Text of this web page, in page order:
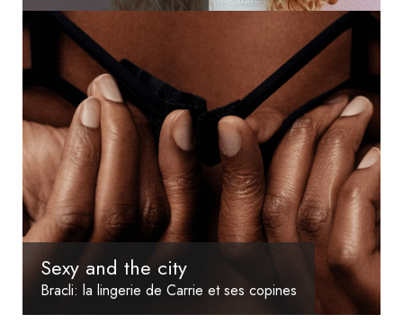
Sexy and the city
Bracli: la lingerie de Carrie et ses copines